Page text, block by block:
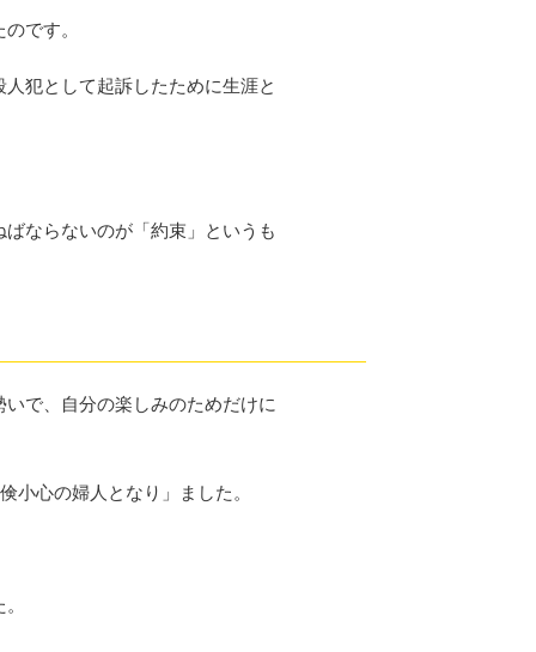
です。
犯として起訴したために生涯と
ならないのが「約束」というも
で、自分の楽しみのためだけに
心の婦人となり」ました。